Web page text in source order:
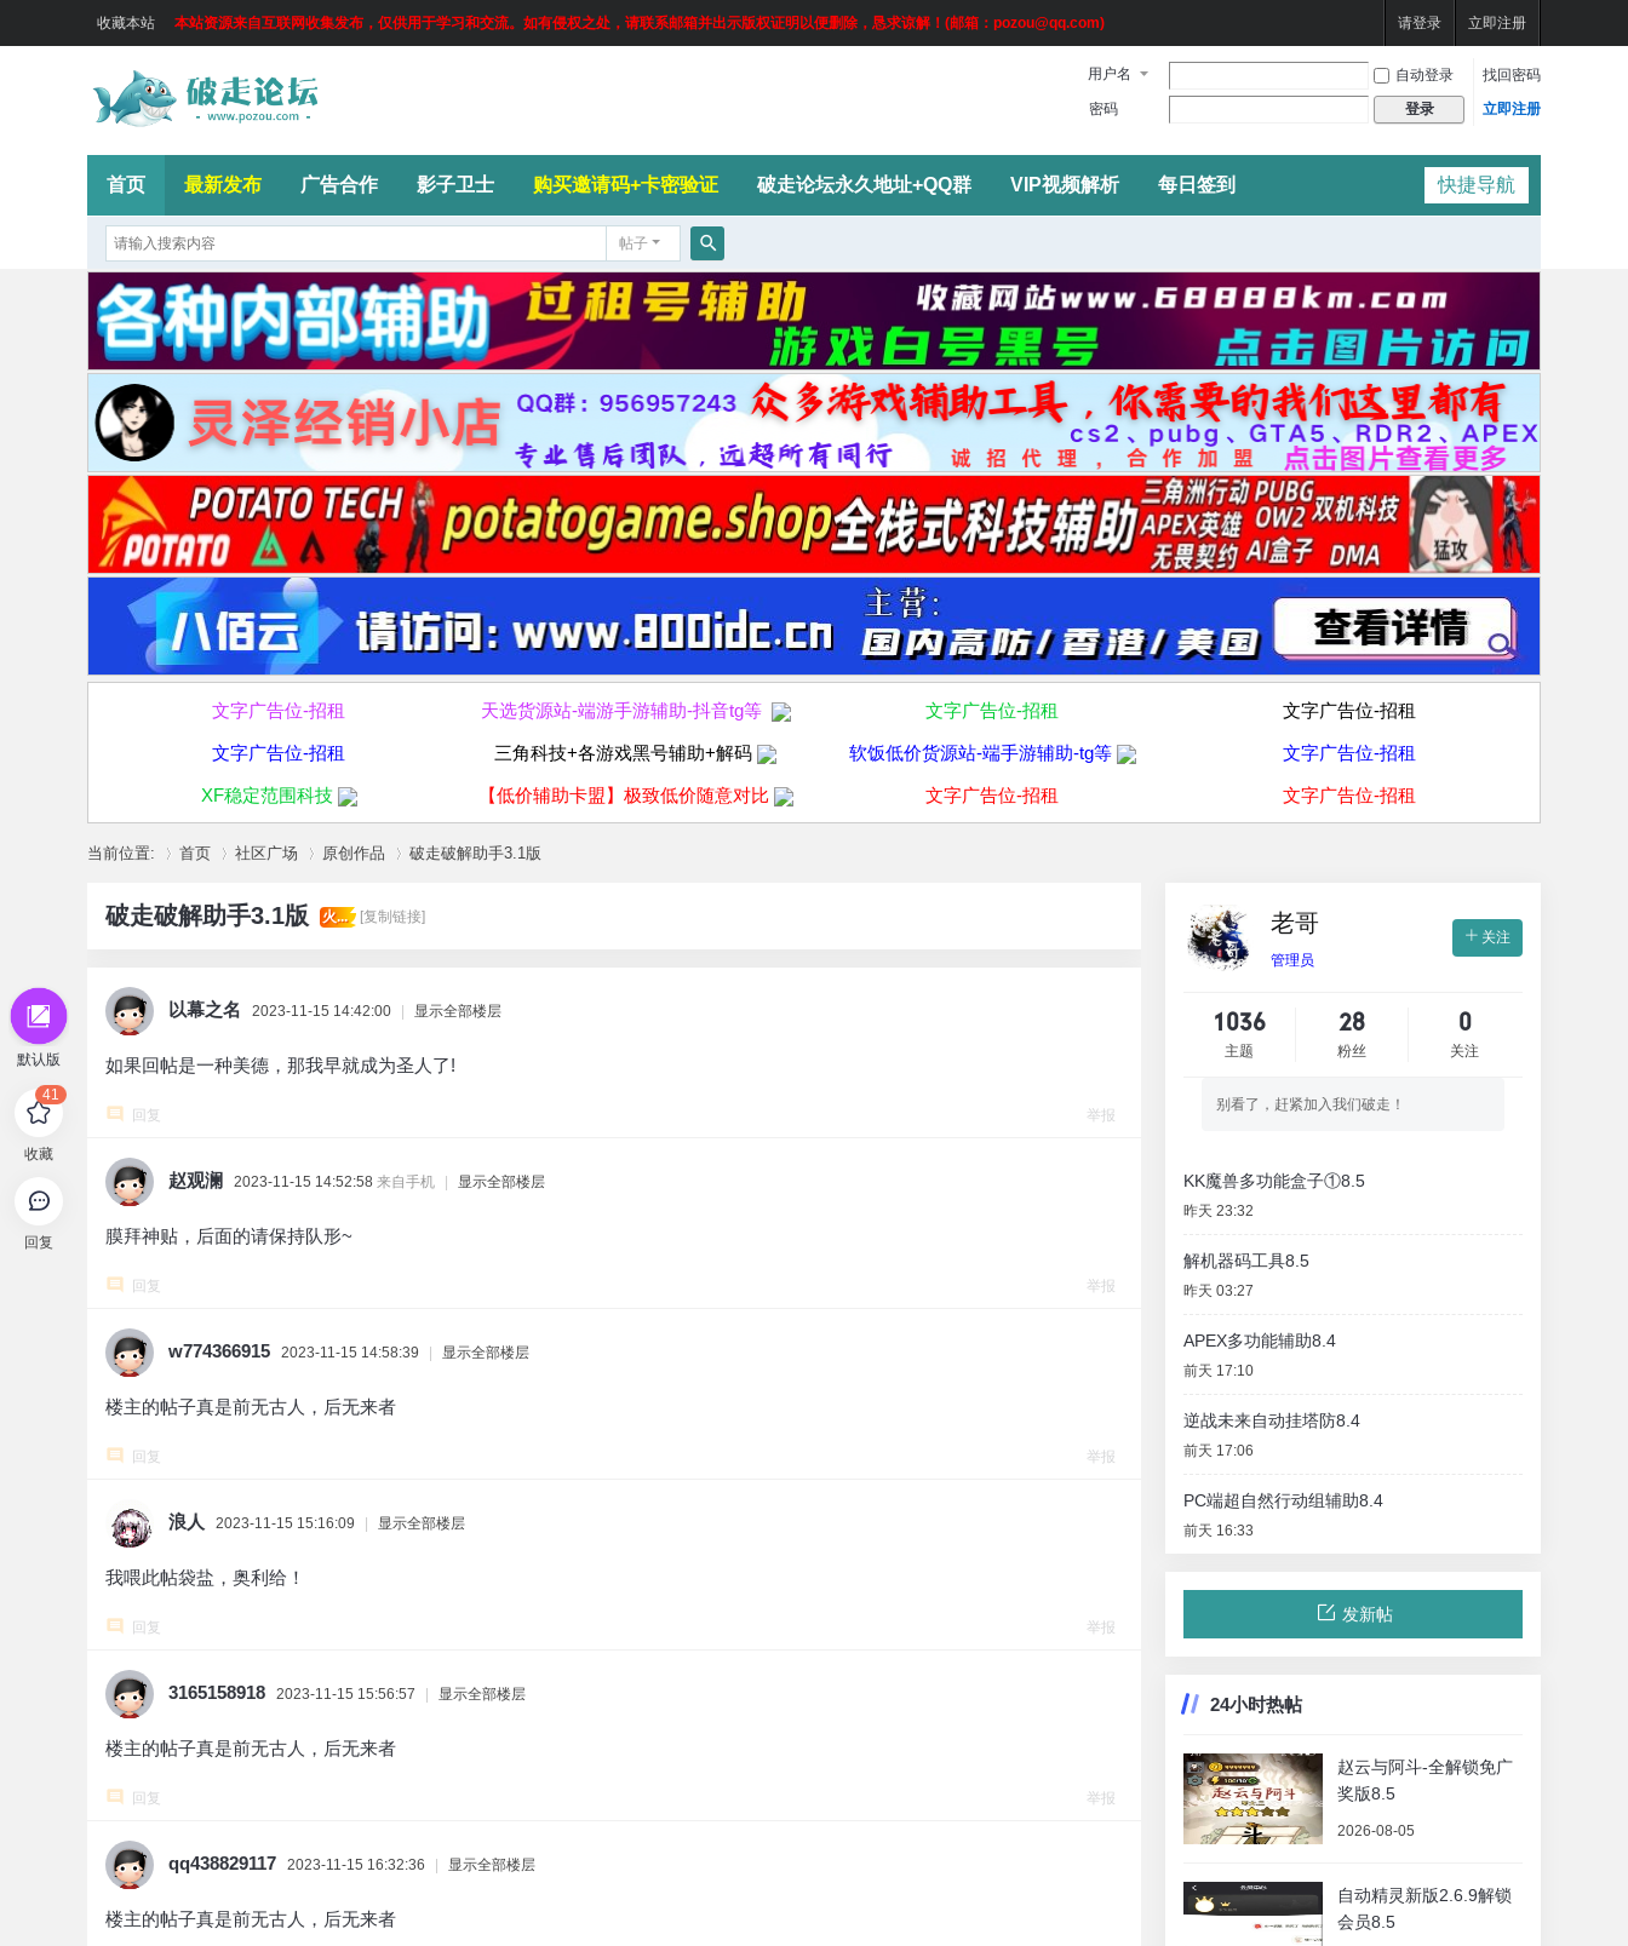
收藏本站 本站资源来自互联网收集发布，仅供用于学习和交流。如有侵权之处，请联系邮箱并出示版权证明以便删除，恳求谅解！(邮箱：pozou@qq.com) 请登录 立即注册
用户名 自动登录
找回密码
密码
登录 立即注册
快捷导航
首页 最新发布 广告合作 影子卫士 购买邀请码+卡密验证 破走论坛永久地址+QQ群 VIP视频解析 每日签到
帖子
搜
索
文字广告位-招租 天选货源站-端游手游辅助-抖音tg等 文字广告位-招租 文字广告位-招租
文字广告位-招租 三角科技+各游戏黑号辅助+解码 软饭低价货源站-端手游辅助-tg等 文字广告位-招租
XF稳定范围科技 【低价辅助卡盟】极致低价随意对比 文字广告位-招租 文字广告位-招租
当前位置: 首页 社区广场 原创作品 破走破解助手3.1版
默认版
收藏
41
回复
破走破解助手3.1版 火... [复制链接]
以幕之名 2023-11-15 14:42:00 显示全部楼层
如果回帖是一种美德，那我早就成为圣人了!
回复 举报
赵观澜 2023-11-15 14:52:58 来自手机 显示全部楼层
膜拜神贴，后面的请保持队形~
回复 举报
w774366915 2023-11-15 14:58:39 显示全部楼层
楼主的帖子真是前无古人，后无来者
回复 举报
浪人 2023-11-15 15:16:09 显示全部楼层
我喂此帖袋盐，奥利给！
回复 举报
3165158918 2023-11-15 15:56:57 显示全部楼层
楼主的帖子真是前无古人，后无来者
回复 举报
qq438829117 2023-11-15 16:32:36 显示全部楼层
楼主的帖子真是前无古人，后无来者
老哥
管理员
关注
1036
主题
28
粉丝
0
关注
别看了，赶紧加入我们破走！
KK魔兽多功能盒子①8.5
昨天 23:32
解机器码工具8.5
昨天 03:27
APEX多功能辅助8.4
前天 17:10
逆战未来自动挂塔防8.4
前天 17:06
PC端超自然行动组辅助8.4
前天 16:33
发新帖
24小时热帖
赵云与阿斗-全解锁免广
奖版8.5
2026-08-05
自动精灵新版2.6.9解锁
会员8.5